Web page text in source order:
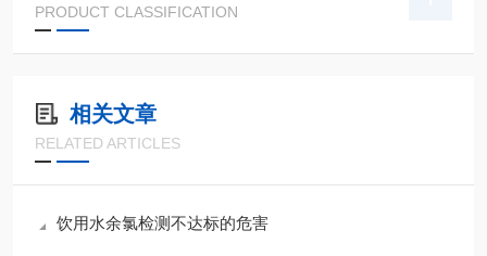
PRODUCT CLASSIFICATION
相关文章
RELATED ARTICLES
饮用水余氯检测不达标的危害